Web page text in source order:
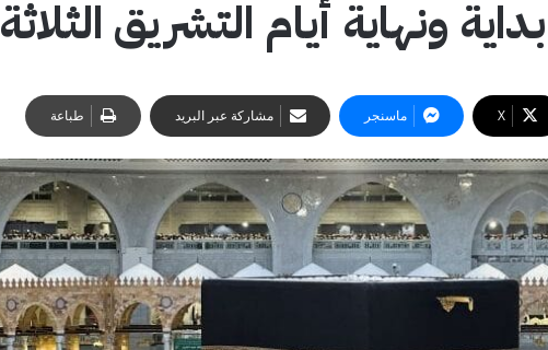
ونهاية أيام التشريق الثلاثة
‫X ماسنجر مشاركة عبر البريد طباعة